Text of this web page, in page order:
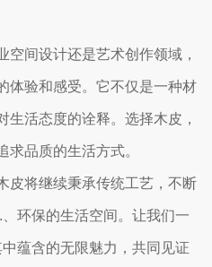
空间设计还是艺术创作领域，
体验和感受。它不仅是一种材
活态度的诠释。选择木皮，
求品质的生活方式。
皮将继续秉承传统工艺，不断
环保的生活空间。让我们一
蕴含的无限魅力，共同见证